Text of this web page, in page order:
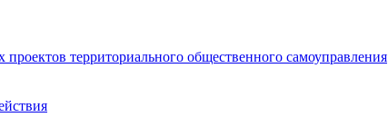
территориального общественного самоуправления